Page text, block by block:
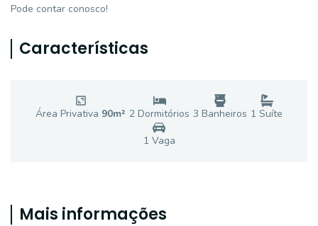
Pode contar conosco!
Características
Área Privativa 90m² 2 Dormitórios 3 Banheiros 1 Suíte
1 Vaga
Mais informações